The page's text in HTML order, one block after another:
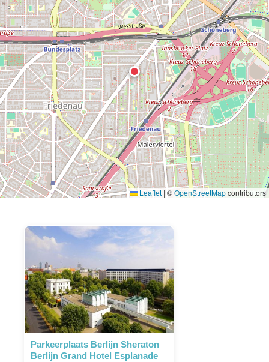
Leaflet | ©OpenStreetMapcontributors
Parkeerplaats Berlijn Sheraton
Berlijn Grand Hotel Esplanade